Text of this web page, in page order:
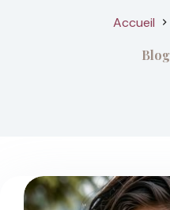
Accueil
Blog